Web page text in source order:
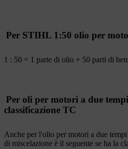
Per STIHL 1:50 olio per
1 : 50 = 1 parte di olio + 50 parti di
Per oli per motori a due
classificazione TC
Anche per l'olio per motori a due
di miscelazione è il seguente se ha la